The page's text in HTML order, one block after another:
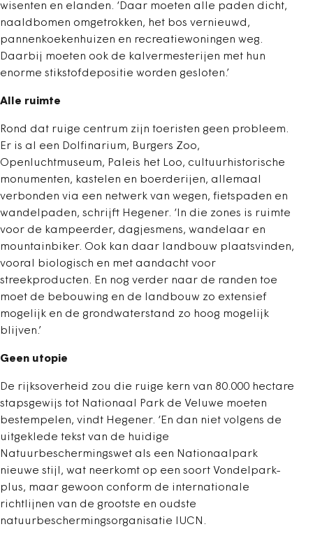
wisenten en elanden. ‘Daar moeten alle paden dicht,
naaldbomen omgetrokken, het bos vernieuwd,
pannenkoekenhuizen en recreatiewoningen weg.
Daarbij moeten ook de kalvermesterijen met hun
enorme stikstofdepositie worden gesloten.’
Alle ruimte
Rond dat ruige centrum zijn toeristen geen probleem.
Er is al een Dolfinarium, Burgers Zoo,
Openluchtmuseum, Paleis het Loo, cultuurhistorische
monumenten, kastelen en boerderijen, allemaal
verbonden via een netwerk van wegen, fietspaden en
wandelpaden, schrijft Hegener. ‘In die zones is ruimte
voor de kampeerder, dagjesmens, wandelaar en
mountainbiker. Ook kan daar landbouw plaatsvinden,
vooral biologisch en met aandacht voor
streekproducten. En nog verder naar de randen toe
moet de bebouwing en de landbouw zo extensief
mogelijk en de grondwaterstand zo hoog mogelijk
blijven.’
Geen utopie
De rijksoverheid zou die ruige kern van 80.000 hectare
stapsgewijs tot Nationaal Park de Veluwe moeten
bestempelen, vindt Hegener. ‘En dan niet volgens de
uitgeklede tekst van de huidige
Natuurbeschermingswet als een Nationaalpark
nieuwe stijl, wat neerkomt op een soort Vondelpark-
plus, maar gewoon conform de internationale
richtlijnen van de grootste en oudste
natuurbeschermingsorganisatie IUCN.